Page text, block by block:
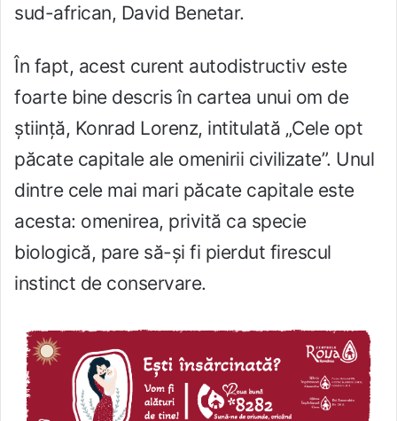
sud-african, David Benetar.
În fapt, acest curent autodistructiv este
foarte bine descris în cartea unui om de
știință, Konrad Lorenz, intitulată „Cele opt
păcate capitale ale omenirii civilizate”. Unul
dintre cele mai mari păcate capitale este
acesta: omenirea, privită ca specie
biologică, pare să-și fi pierdut firescul
instinct de conservare.